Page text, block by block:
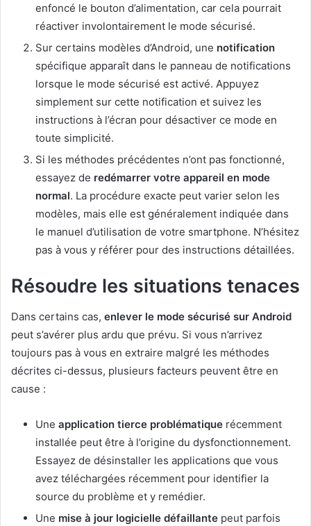
enfoncé le bouton d’alimentation, car cela pourrait
réactiver involontairement le mode sécurisé.
Sur certains modèles d’Android, une notification
spécifique apparaît dans le panneau de notifications
lorsque le mode sécurisé est activé. Appuyez
simplement sur cette notification et suivez les
instructions à l’écran pour désactiver ce mode en
toute simplicité.
Si les méthodes précédentes n’ont pas fonctionné,
essayez de redémarrer votre appareil en mode
normal. La procédure exacte peut varier selon les
modèles, mais elle est généralement indiquée dans
le manuel d’utilisation de votre smartphone. N’hésitez
pas à vous y référer pour des instructions détaillées.
Résoudre les situations tenaces
Dans certains cas, enlever le mode sécurisé sur Android
peut s’avérer plus ardu que prévu. Si vous n’arrivez
toujours pas à vous en extraire malgré les méthodes
décrites ci-dessus, plusieurs facteurs peuvent être en
cause :
Une application tierce problématique récemment
installée peut être à l’origine du dysfonctionnement.
Essayez de désinstaller les applications que vous
avez téléchargées récemment pour identifier la
source du problème et y remédier.
Une mise à jour logicielle défaillante peut parfois